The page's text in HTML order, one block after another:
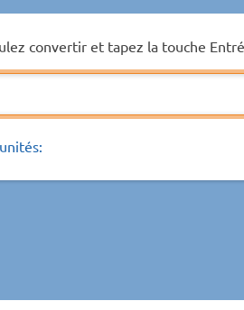
convertir et tapez la touche